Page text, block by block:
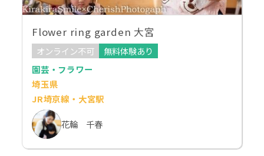
Flower ring garden 大宮
オンライン不可
無料体験あり
園芸・フラワー
埼玉県
JR埼京線・大宮駅
花輪 千春